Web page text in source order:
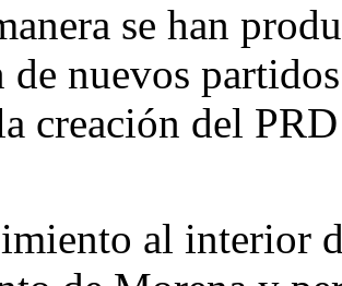
se han
de nuevos
creación del
al interior